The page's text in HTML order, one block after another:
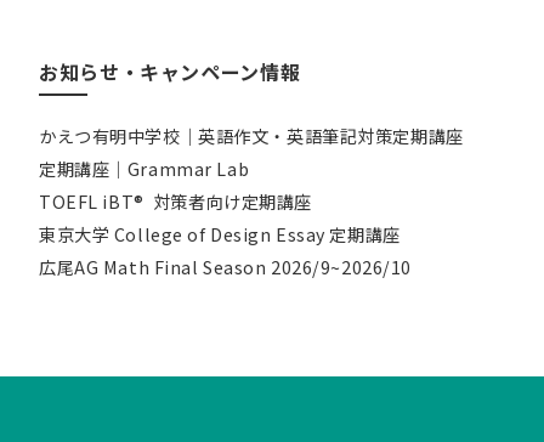
お知らせ・キャンペーン情報
かえつ有明中学校｜英語作文・英語筆記対策定期講座
定期講座｜Grammar Lab
TOEFL iBT® 対策者向け定期講座
東京大学 College of Design Essay 定期講座
広尾AG Math Final Season 2026/9~2026/10